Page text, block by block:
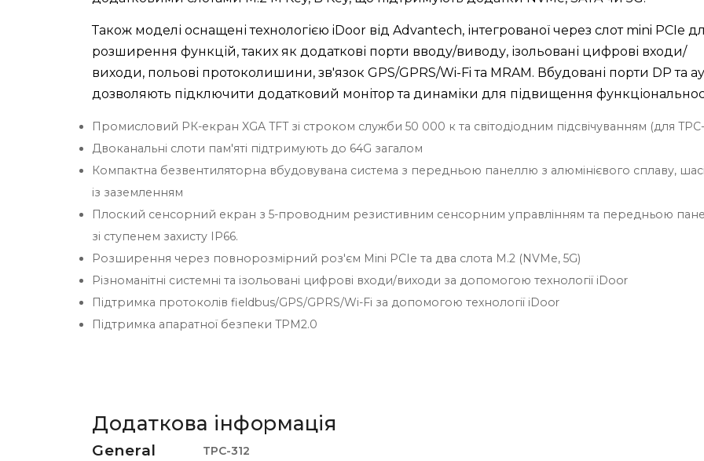
Також моделі оснащені технологією iDoor від Advantech, інтегрованої через слот mini PCIe
розширення функцій, таких як додаткові порти вводу/виводу, ізольовані цифрові входи/
виходи, польові протоколишини, зв'язок GPS/GPRS/Wi-Fi та MRAM. Вбудовані порти DP та
дозволяють підключити додатковий монітор та динаміки для підвищення
Промисловий РК-екран XGA TFT зі строком служби 50 000 к та світодіодним підсвічуванням (для TPC-
Двоканальні слоти пам'яті підтримують до 64G загалом
Компактна безвентиляторна вбудовувана система з передньою панеллю з алюмінієвого сплаву,
із заземленням
Плоский сенсорний екран з 5-проводним резистивним сенсорним управлінням та передньою
зі ступенем захисту IP66.
Розширення через повнорозмірний роз'єм Mini PCIe та два слота M.2 (NVMe, 5G)
Різноманітні системні та ізольовані цифрові входи/виходи за допомогою технології iDoor
Підтримка протоколів fieldbus/GPS/GPRS/Wi-Fi за допомогою технології iDoor
Підтримка апаратної безпеки TPM2.0
Додаткова інформація
General
TPC-312